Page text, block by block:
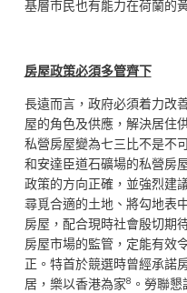
基層市民也有能力在荷蘭的
房屋政策必須多管齊下
長遠而言，政府必須着力改
屋的角色及供應，解決居住
私營房屋變為七三比不是不
和安達臣道石礦場的私營房
政策的方向正確，並強烈建
尋覓合適的土地、將勾地表
房屋，配合現時社會殷切期
房屋市場的監管，定能有效
正。特首於競選時曾經承諾
居，樂以香港為家8 。勞聯